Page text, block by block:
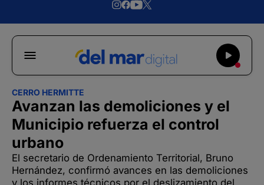
CERRO HERMITTE
Avanzan las demoliciones y el
Municipio refuerza el control
urbano
El secretario de Ordenamiento Territorial, Bruno
Hernández, confirmó avances en las demoliciones
y los informes técnicos por el deslizamiento del